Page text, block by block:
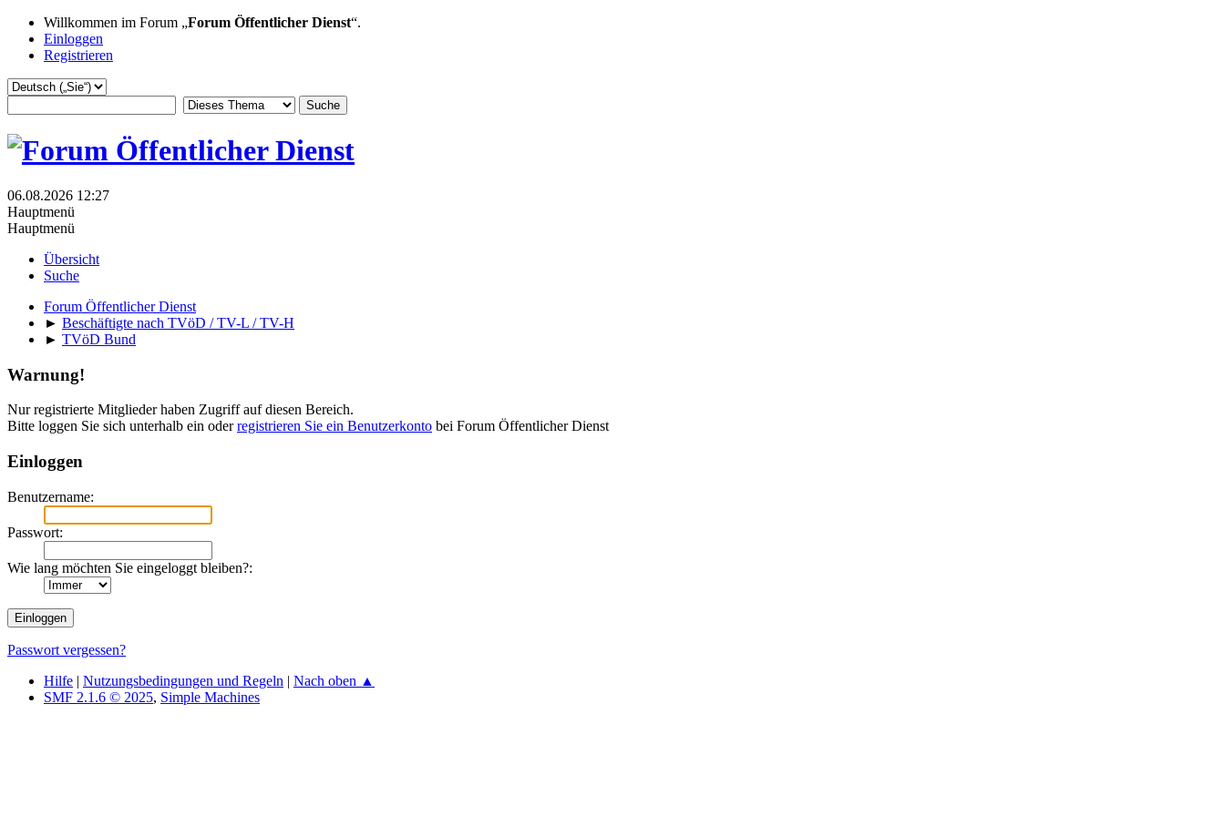
Willkommen im Forum „Forum Öffentlicher Dienst“.
Einloggen
Registrieren
06.08.2026 12:27
Hauptmenü
Hauptmenü
Übersicht
Suche
Forum Öffentlicher Dienst
► Beschäftigte nach TVöD / TV-L / TV-H
► TVöD Bund
Warnung!
Nur registrierte Mitglieder haben Zugriff auf diesen Bereich.
Bitte loggen Sie sich unterhalb ein oderregistrieren Sie ein Benutzerkonto bei Forum Öffentlicher Dienst
Einloggen
Benutzername:
Passwort:
Wie lang möchten Sie eingeloggt bleiben?:
Passwort vergessen?
Hilfe | Nutzungsbedingungen und Regeln | Nach oben ▲
SMF 2.1.6 © 2025, Simple Machines